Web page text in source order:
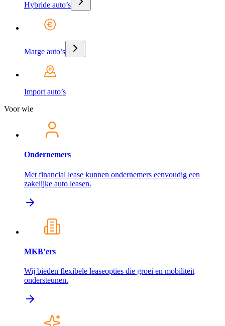
Hybride auto’s
Marge auto’s
Import auto’s
Voor wie
Ondernemers
Met financial lease kunnen ondernemers eenvoudig een
zakelijke auto leasen.
MKB’ers
Wij bieden flexibele leaseopties die groei en mobiliteit
ondersteunen.